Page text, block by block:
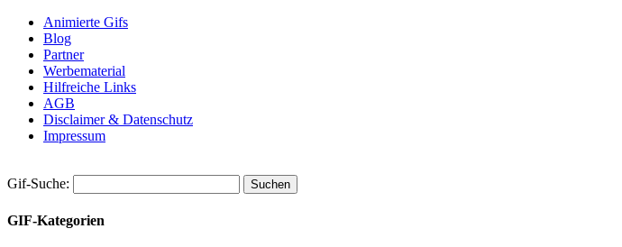
Animierte Gifs
Blog
Partner
Werbematerial
Hilfreiche Links
AGB
Disclaimer & Datenschutz
Impressum
Gif-Suche:
GIF-Kategorien